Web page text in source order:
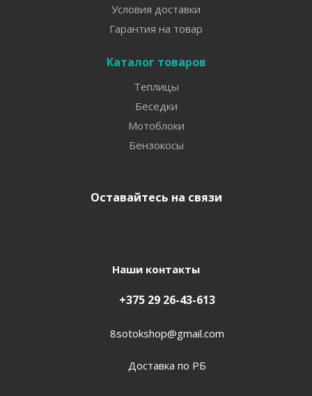
Условия доставки
Гарантия на товар
Каталог товаров
Теплицы
Беседки
Мотоблоки
Бензокосы
Оставайтесь на связи
Наши контакты
+375 29 26-43-613
8sotokshop@gmail.com
Доставка по РБ